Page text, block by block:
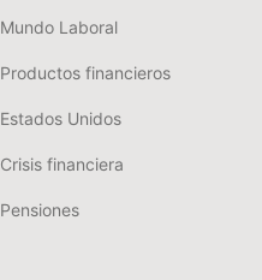
Mundo Laboral
Productos financieros
Estados Unidos
Crisis financiera
Pensiones